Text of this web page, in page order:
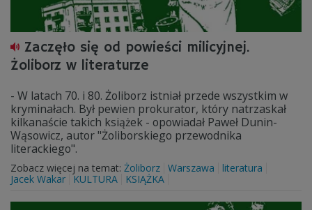
Zaczęło się od powieści milicyjnej.
Żoliborz w literaturze
- W latach 70. i 80. Żoliborz istniał przede wszystkim w
kryminałach. Był pewien prokurator, który natrzaskał
kilkanaście takich książek - opowiadał Paweł Dunin-
Wąsowicz, autor "Żoliborskiego przewodnika
literackiego".
Zobacz więcej na temat: Żoliborz Warszawa
literatura
Jacek Wakar KULTURA KSIĄŻKA